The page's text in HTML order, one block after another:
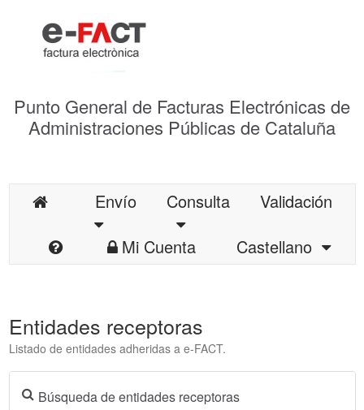
Punto General de Facturas Electrónicas de
Administraciones Públicas de Cataluña
Envío Consulta
Validación
Mi Cuenta
Castellano
Entidades receptoras
Listado de entidades adheridas a e-FACT.
Búsqueda de entidades receptoras